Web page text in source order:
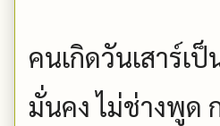
คนเกิดวันเสาร์เ
มั่นคง ไม่ช่างพูด